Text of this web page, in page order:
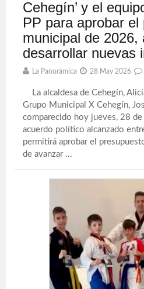
Cehegín’ y el
PP para aprobar el
municipal de
desarrollar nuevas
La Panorámica 28 May 2026
La alcaldesa de Cehegín,
Grupo Municipal X Cehegín,
comparecido hoy jueves, 28 de
acuerdo político alcanzado
permitirá aprobar el
de avanzar ...